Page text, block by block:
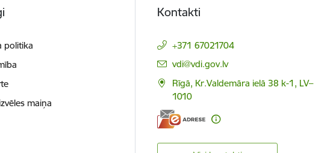
politika
maiņa
Kontakti
+371 67021704
E-pasts:
vdi@vdi.gov.lv
Rīgā, Kr.Valdemāra ielā 38 k-1, LV–
1010